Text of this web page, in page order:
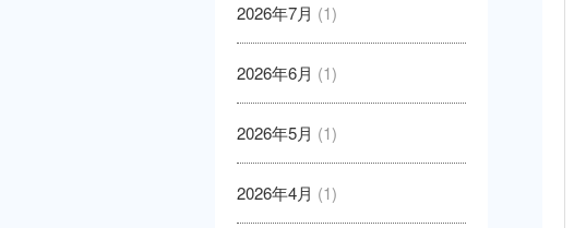
2026年7月 (1)
2026年6月 (1)
2026年5月 (1)
2026年4月 (1)